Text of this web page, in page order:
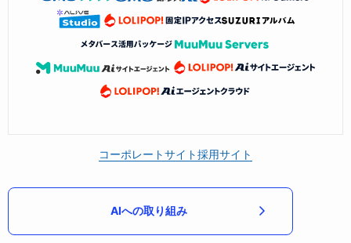
コーポレートサイト採用サイト
AIへの取り組み